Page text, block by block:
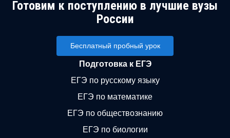
Готовим к поступлению в лучшие вузы
России
Бесплатный пробный урок
Подготовка к ЕГЭ
ЕГЭ по русскому языку
ЕГЭ по математике
ЕГЭ по обществознанию
ЕГЭ по биологии